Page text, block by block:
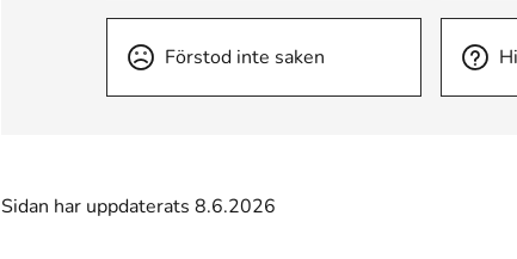
Förstod inte saken
Sidan har uppdaterats 8.6.2026